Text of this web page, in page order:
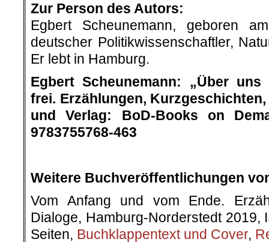
Zur Person des Autors:
Egbert Scheunemann, geboren
deutscher Politikwissenschaftler,
Er lebt in Hamburg.
Egbert Scheunemann: „Über
frei. Erzählungen,
undVerlag: BoD-Books on
9783755768-463
Weitere Buchveröffentlichungen
Vom Anfang und vom Ende.
Dialoge, Hamburg-Norderstedt 2019,
Seiten, Buchklappentext und Cover,